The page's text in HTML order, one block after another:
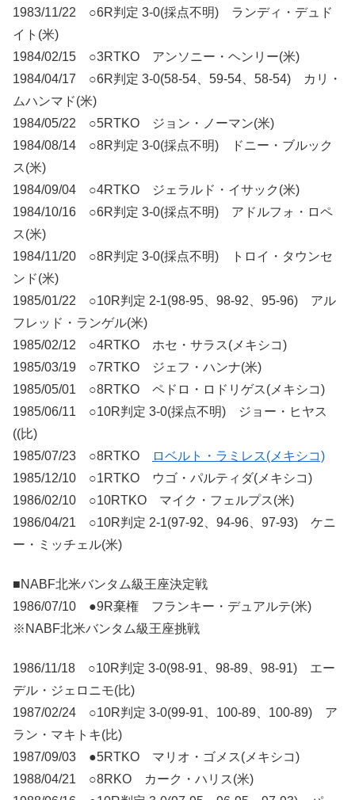
1983/11/22 ○6R判定 3-0(採点不明) ランディ・デュド
イト(米)
1984/02/15 ○3RTKO アンソニー・ヘンリー(米)
1984/04/17 ○6R判定 3-0(58-54、59-54、58-54) カリ・
ムハンマド(米)
1984/05/22 ○5RTKO ジョン・ノーマン(米)
1984/08/14 ○8R判定 3-0(採点不明) ドニー・ブルック
ス(米)
1984/09/04 ○4RTKO ジェラルド・イサック(米)
1984/10/16 ○6R判定 3-0(採点不明) アドルフォ・ロペ
ス(米)
1984/11/20 ○8R判定 3-0(採点不明) トロイ・タウンセ
ンド(米)
1985/01/22 ○10R判定 2-1(98-95、98-92、95-96) アル
フレッド・ランゲル(米)
1985/02/12 ○4RTKO ホセ・サラス(メキシコ)
1985/03/19 ○7RTKO ジェフ・ハンナ(米)
1985/05/01 ○8RTKO ペドロ・ロドリゲス(メキシコ)
1985/06/11 ○10R判定 3-0(採点不明) ジョー・ヒヤス
((比)
1985/07/23 ○8RTKO
ロベルト・ラミレス(メキシコ)
1985/12/10 ○1RTKO ウゴ・パルティダ(メキシコ)
1986/02/10 ○10RTKO マイク・フェルプス(米)
1986/04/21 ○10R判定 2-1(97-92、94-96、97-93) ケニ
ー・ミッチェル(米)
■NABF北米バンタム級王座決定戦
1986/07/10 ●9R棄権 フランキー・デュアルテ(米)
※NABF北米バンタム級王座挑戦
1986/11/18 ○10R判定 3-0(98-91、98-89、98-91) エー
デル・ジェロニモ(比)
1987/02/24 ○10R判定 3-0(99-91、100-89、100-89) ア
ラン・マキトキ(比)
1987/09/03 ●5RTKO マリオ・ゴメス(メキシコ)
1988/04/21 ○8RKO カーク・ハリス(米)